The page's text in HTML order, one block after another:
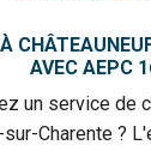
AVEC AEPC
un service de
Charente ?